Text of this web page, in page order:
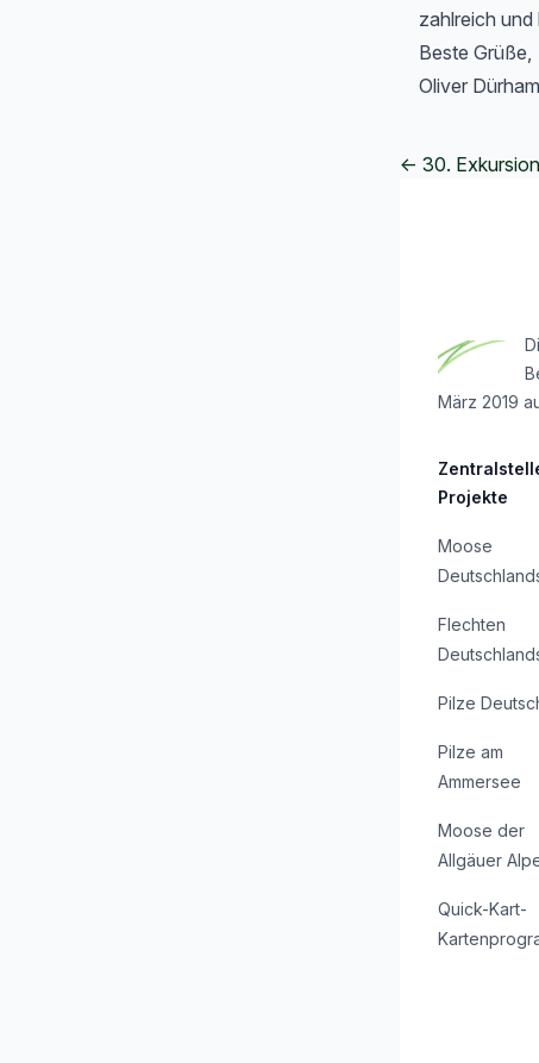
zahlreich
Beste Grüße,
Oliver
← 30.
März 2019
Projekte
Moose
Flechten
Pilze
Pilze am
Ammersee
Moose der
Allgäuer
Quick-Kart-